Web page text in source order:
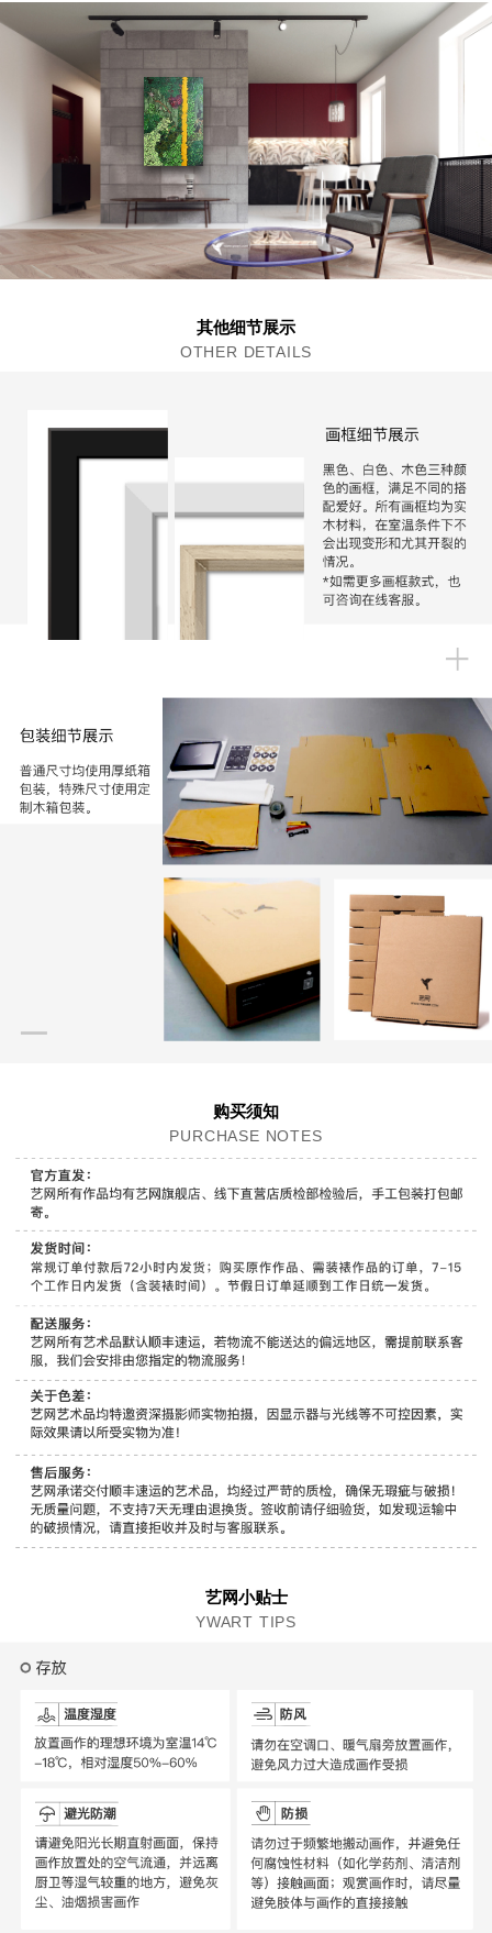
其他细节展示
OTHER DETAILS
购买须知
PURCHASE NOTES
艺网小贴士
YWART TIPS